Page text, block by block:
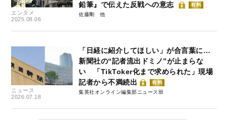
エンタメ
2025.08.06
鉛筆』で伝えた反戦への意志
有料
佐藤剛
ニュース
2026.07.18
「日経に紹介してほしい」が合言葉に…
新聞社の“記者流出ドミノ”が止まらな
い 「TikToker化まで求められた」現場
記者から不満続出
有料
集英社オンライン編集部ニュース班